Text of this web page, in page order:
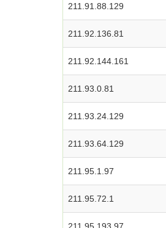
211.91.88.129
211.92.136.81
211.92.144.161
211.93.0.81
211.93.24.129
211.93.64.129
211.95.1.97
211.95.72.1